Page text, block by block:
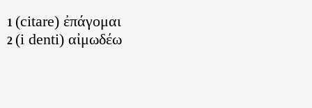
1 (citare) ἐπάγομαι
2 (i denti) αἰμωδέω